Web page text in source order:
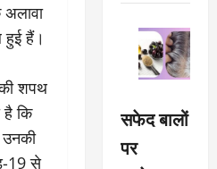
हुई हैं।
की शपथ
है कि
उनकी
19 से
सफेद बालों
पर